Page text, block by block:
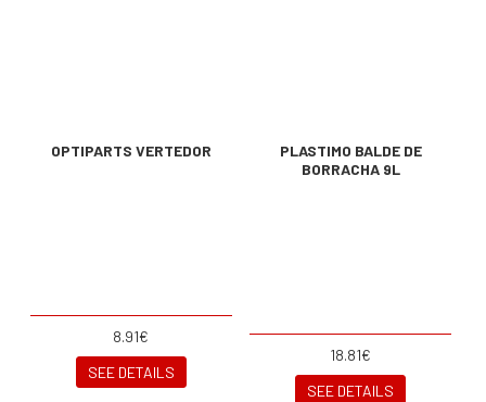
OPTIPARTS VERTEDOR
8.91€
SEE DETAILS
PLASTIMO BALDE DE
BORRACHA 9L
18.81€
SEE DETAILS